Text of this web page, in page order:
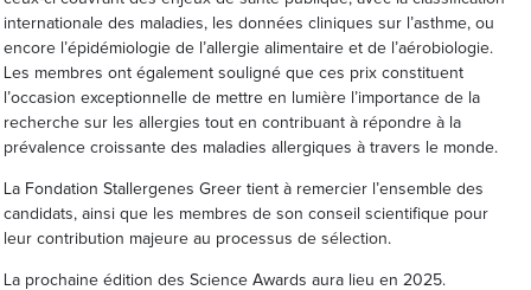
internationale des maladies, les données cliniques sur l’asthme, ou
encore l’épidémiologie de l’allergie alimentaire et de l’aérobiologie.
Les membres ont également souligné que ces prix constituent
l’occasion exceptionnelle de mettre en lumière l’importance de la
recherche sur les allergies tout en contribuant à répondre à la
prévalence croissante des maladies allergiques à travers le monde.
La Fondation Stallergenes Greer tient à remercier l’ensemble des
candidats, ainsi que les membres de son conseil scientifique pour
leur contribution majeure au processus de sélection.
La prochaine édition des Science Awards aura lieu en 2025.